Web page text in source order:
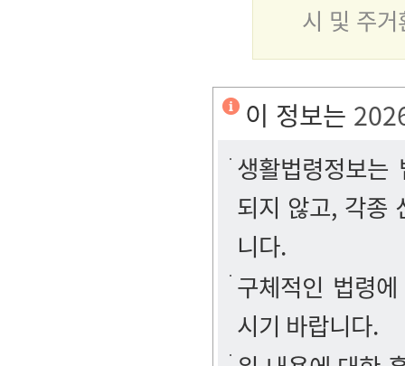
시 및 주
이 정보는
생활법령정보
되지 않고, 각종
니다.
구체적인 법령
시기 바랍니다.